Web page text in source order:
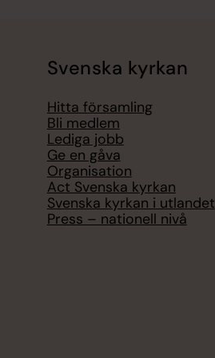
Svenska kyrkan
Hitta församling
Bli medlem
Lediga jobb
Ge en gåva
Organisation
Act Svenska kyrkan
Svenska kyrkan i utlandet
Press – nationell nivå